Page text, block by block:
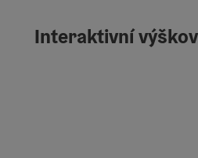
Interaktivní